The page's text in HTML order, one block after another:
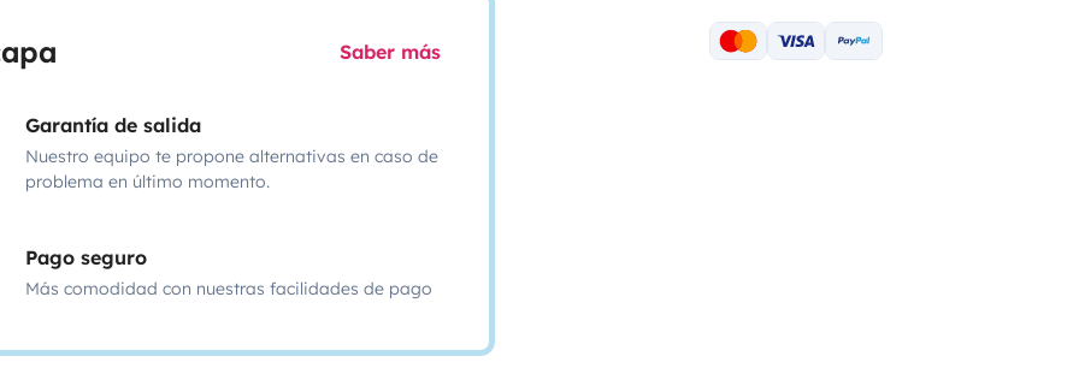
Saber más
Garantía de salida
Nuestro equipo te propone alternativas en caso de
problema en último momento.
Pago seguro
Más comodidad con nuestras facilidades de pago